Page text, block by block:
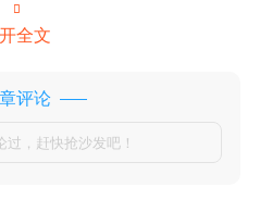

全文
评论
，赶快抢沙发吧！